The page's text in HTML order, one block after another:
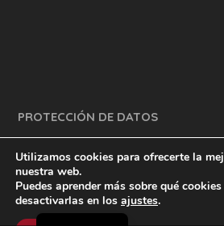
PROTECCIÓN DE DATOS
inventtatte es Marketing Online
Utilizamos cookies para ofrecerte la
nuestra web.
Puedes aprender más sobre qué
desactivarlas en los ajustes.
English